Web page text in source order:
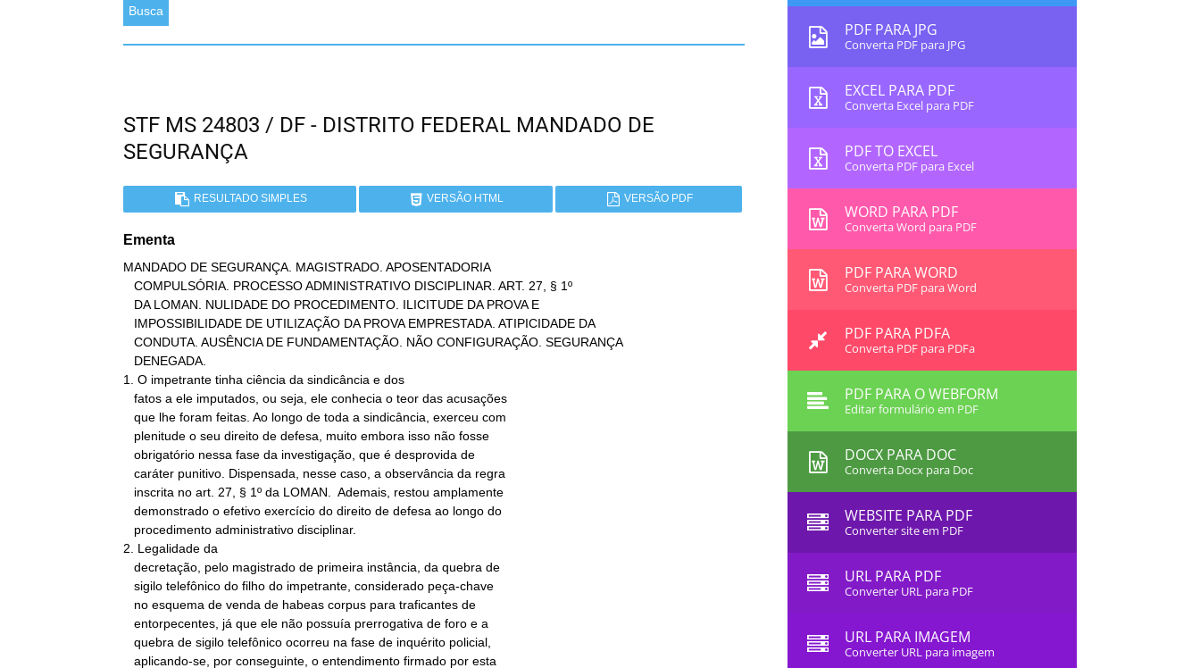
Busca
STF MS 24803 / DF - DISTRITO FEDERAL MANDADO DE
SEGURANÇA
RESULTADO SIMPLES VERSÃO HTML VERSÃO PDF
Ementa
MANDADO DE SEGURANÇA. MAGISTRADO. APOSENTADORIA
1. O impetrante tinha ciência da sindicância e dos
2. Legalidade da
PDF PARA JPG
Converta PDF para JPG
EXCEL PARA PDF
Converta Excel para PDF
PDF TO EXCEL
Converta PDF para Excel
WORD PARA PDF
Converta Word para PDF
PDF PARA WORD
Converta PDF para Word
PDF PARA PDFA
Converta PDF para PDFa
PDF PARA O WEBFORM
Editar formulário em PDF
DOCX PARA DOC
Converta Docx para Doc
WEBSITE PARA PDF
Converter site em PDF
URL PARA PDF
Converter URL para PDF
URL PARA IMAGEM
Converter URL para imagem